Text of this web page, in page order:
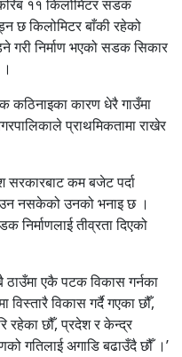
११ किलोमिटर सडक
छ किलोमिटर बाँकी रहेको
गरी निर्माण भएको सडक सिकार
कठिनाइका कारण धेरै गाउँमा
प्राथमिकतामा राखेर
सरकारबाट कम बजेट पर्दा
नसकेको उनको भनाइ छ ।
निर्माणलाई तीव्रता दिएको
एकै पटक विकास गर्नका
विकास गर्दै गएका छौँ,
रहेका छौँ, प्रदेश र केन्द्र
गतिलाई अगाडि बढाउँदै छौँ ।’